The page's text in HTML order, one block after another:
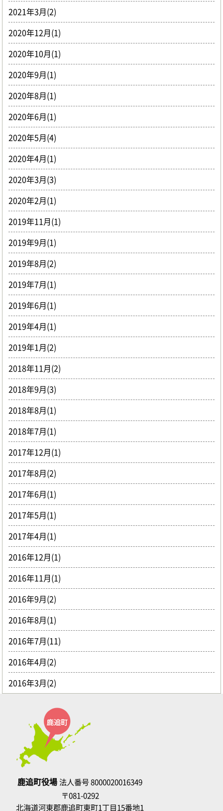
2021年3月(2)
2020年12月(1)
2020年10月(1)
2020年9月(1)
2020年8月(1)
2020年6月(1)
2020年5月(4)
2020年4月(1)
2020年3月(3)
2020年2月(1)
2019年11月(1)
2019年9月(1)
2019年8月(2)
2019年7月(1)
2019年6月(1)
2019年4月(1)
2019年1月(2)
2018年11月(2)
2018年9月(3)
2018年8月(1)
2018年7月(1)
2017年12月(1)
2017年8月(2)
2017年6月(1)
2017年5月(1)
2017年4月(1)
2016年12月(1)
2016年11月(1)
2016年9月(2)
2016年8月(1)
2016年7月(11)
2016年4月(2)
2016年3月(2)
鹿追町役場法人番号 8000020016349
〒081-0292
北海道河東郡鹿追町東町1丁目15番地1